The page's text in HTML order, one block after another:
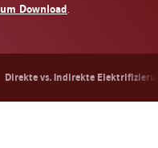
Download.
Direkte vs. Indirekte
Direkte vs. Indirekte